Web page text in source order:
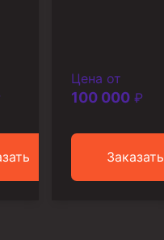
Цена от
100 000₽
Заказать